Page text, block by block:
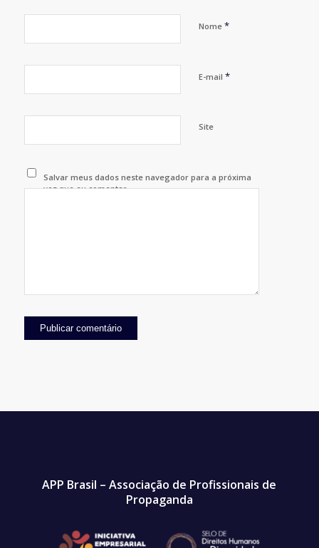
Nome *
E-mail *
Site
Salvar meus dados neste navegador para a próxima
vez que eu comentar.
APP Brasil – Associação de Profissionais de
Propaganda